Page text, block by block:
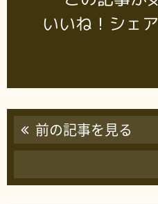
いいね！シェ
前の記事を見る